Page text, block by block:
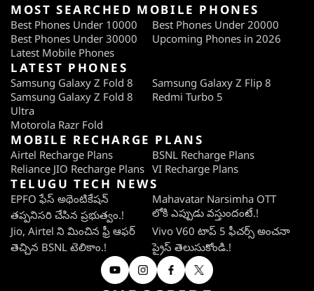
MOST SEARCHED MOBILE PHONES
Best Phones Under 10000
Best Phones Under 20000
Best Phones Under 30000
Upcoming Phones in 2026
Latest Mobile Phones
LATEST PHONES
Samsung Galaxy Z Fold 8
Samsung Galaxy Z Flip 8
Samsung Galaxy Z Fold 8
Ultra
Redmi Turbo 5
Motorola Razr Fold
MOBILE RECHARGE PLANS
Airtel Recharge Plans
BSNL Recharge Plans
Reliance JIO Recharge Plans VI Recharge Plans
TELUGU TECH NEWS
EPFO ఫేస్ అథెంటికేషన్
తప్పనిసరి చేసిన ప్రభుత్వం.!
Mahavatar Narsimha OTT
లోకి ఎప్పుడు వస్తుందంటే.!
Jio, Airtel ని మించిన ఫ్రీ ఆఫర్
తెచ్చిన BSNL టెలికాం.!
Vivo V60 టాప్ 5 ఫీచర్స్ అంచనా
ప్రైస్ తెలుసుకోండి.!